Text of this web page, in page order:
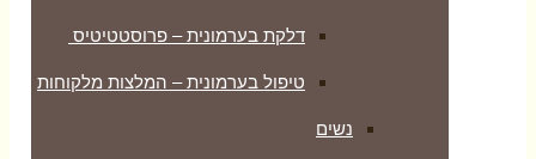
דלקת בערמונית – פרוסטטיטיס
טיפול בערמונית – המלצות מלקוחות
נשים